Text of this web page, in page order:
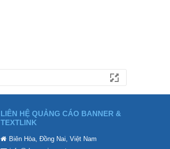
LIÊN HỆ QUẢNG CÁO BANNER &
TEXTLINK
Biên Hòa, Đồng Nai, Việt Nam